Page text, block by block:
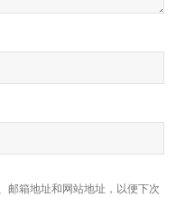
邮箱地址和网站地址，以便下次